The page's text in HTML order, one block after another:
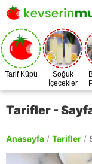
Tarif Küpü
Soğuk
İçecekler
Tarifler -
Anasayfa / Tarifler /